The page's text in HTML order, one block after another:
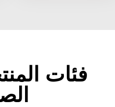
فئات